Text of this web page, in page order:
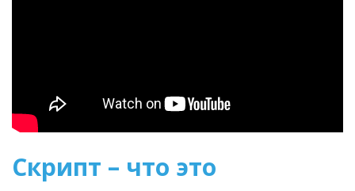
Скрипт – что это